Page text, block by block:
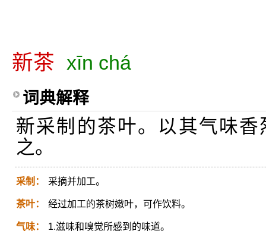
新茶 xīn chá
词典解释
新采制的茶叶。以其气味
之。
采制： 采摘并加工。
茶叶： 经过加工的茶树嫩叶，可作饮料。
气味：
1.滋味和嗅觉所感到的味道。